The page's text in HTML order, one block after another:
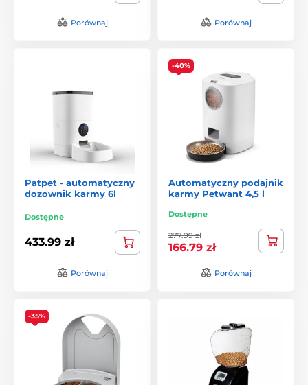
Porównaj Porównaj
Patpet - automatyczny
dozownik karmy 6l
Dostępne
433.99 zł
Porównaj
-40%
Automatyczny podajnik
karmy Petwant 4,5 l
Dostępne
277.99 zł
166.79 zł
Porównaj
-35%